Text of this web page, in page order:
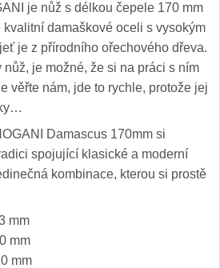
je nůž s délkou čepele 170 mm
damaškové oceli s vysokým
je z přírodního ořechového dřeva.
je možné, že si na práci s ním
věřte nám, jde to rychle, protože jej
Damascus 170mm si
spojující klasické a moderní
kombinace, kterou si prostě